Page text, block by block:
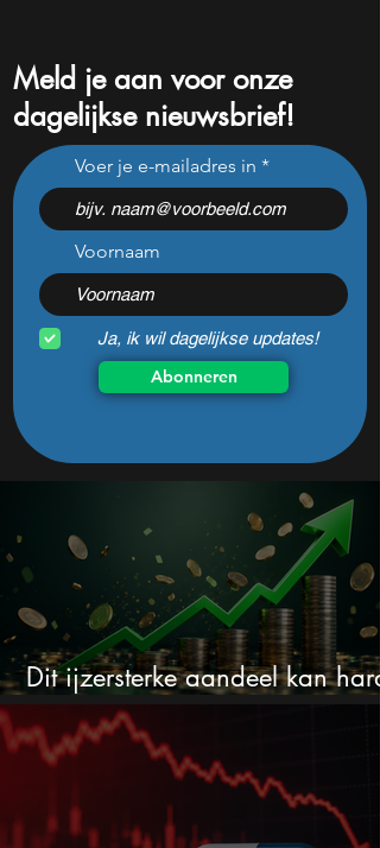
Pharming onderuit na
flinke tegenvallers: wat te
doen met het aandeel?
Meld je aan voor onze
dagelijkse nieuwsbrief!
Voer je e-mailadres in
Voornaam
Ja, ik wil dagelijkse updates!
Abonneren
Dit ijzersterke aandeel kan hard
stijgen maar bijna niemand kijkt